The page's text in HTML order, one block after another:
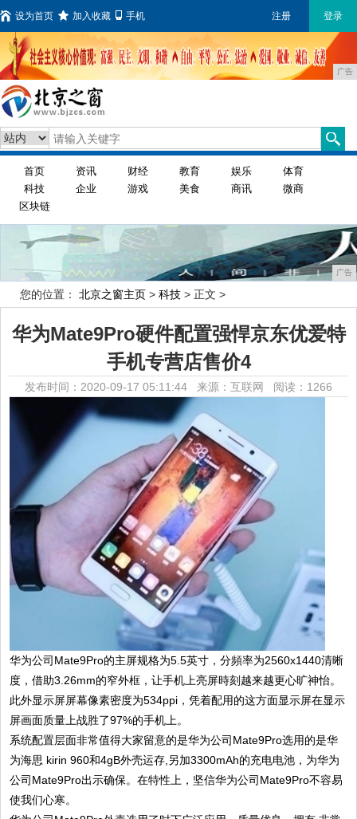
设为首页 加入收藏 手机 注册 登录
广告
首页 资讯 财经 教育 娱乐
体育
科技
企业 游戏 美食 商讯
微商
区块链
广告
您的位置： 北京之窗主页 > 科技 > 正文 >
华为Mate9Pro硬件配置强悍京东优爱特
手机专营店售价4
发布时间：2020-09-17 05:11:44 来源：互联网 阅读：1266
华为公司Mate9Pro的主屏规格为5.5英寸，分頻率为2560x1440清晰
度，借助3.26mm的窄外框，让手机上亮屏時刻越来越更心旷神怡。
此外显示屏屏幕像素密度为534ppi，凭着配用的这方面显示屏在显示
屏画面质量上战胜了97%的手机上。
系统配置层面非常值得大家留意的是华为公司Mate9Pro选用的是华
为海思 kirin 960和4gB外壳运存,另加3300mAh的充电电池，为华为
公司Mate9Pro出示确保。在特性上，坚信华为公司Mate9Pro不容易
使我们心寒。